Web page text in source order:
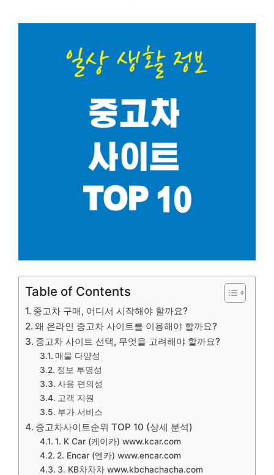
Table of Contents
중고차 구매, 어디서 시작해야 할까요?
왜 온라인 중고차 사이트를 이용해야 할까요?
중고차 사이트 선택, 무엇을 고려해야 할까요?
매물 다양성
정보 투명성
사용 편의성
고객 지원
부가 서비스
중고차사이트순위 TOP 10 (상세 분석)
1. K Car (케이카) www.kcar.com
2. Encar (엔카) www.encar.com
3. KB차차차 www.kbchachacha.com